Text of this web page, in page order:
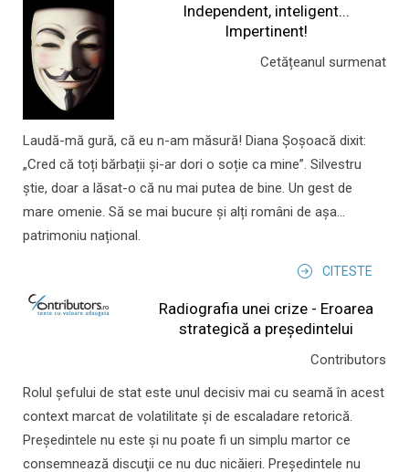
Independent, inteligent...
Impertinent!
Cetățeanul surmenat
Laudă-mă gură, că eu n-am măsură! Diana Șoșoacă dixit:
„Cred că toți bărbații și-ar dori o soție ca mine”. Silvestru
știe, doar a lăsat-o că nu mai putea de bine. Un gest de
mare omenie. Să se mai bucure și alți români de așa...
patrimoniu național.
CITESTE
Radiografia unei crize - Eroarea
strategică a președintelui
Contributors
Rolul şefului de stat este unul decisiv mai cu seamă în acest
context marcat de volatilitate şi de escaladare retorică.
Preşedintele nu este şi nu poate fi un simplu martor ce
consemnează discuţii ce nu duc nicăieri. Preşedintele nu